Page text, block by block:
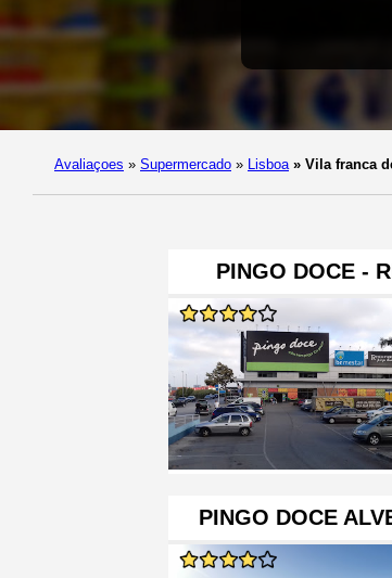
Avaliaçoes » Supermercado » Lisboa » Vila franca
PINGO DOCE -
PINGO DOCE